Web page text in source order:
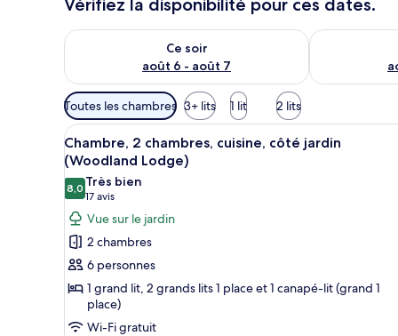
Ce soir
août 6 - août 7
Vérifier la disponibilité pour ce soir août 6 - août 7
Vérifier la
Filtres
disponibles
pour
les
chambres
Toutes les chambres 3+ lits 1 lit 2 lits
Afficher
toutes
les
photos
pour
ce
type
de
chambre :
Chambre,
Un bâtiment écologique doté
9
Chambre, 2 chambres, cuisine, côté jardin
(Woodland Lodge)
8,08,0 sur 10
Très bien
17 avis
(17 avis)
Vue sur le jardin
2 chambres
6 personnes
1 grand lit, 2 grands lits 1 place et 1 canapé-lit (grand 1
place)
Wi-Fi gratuit